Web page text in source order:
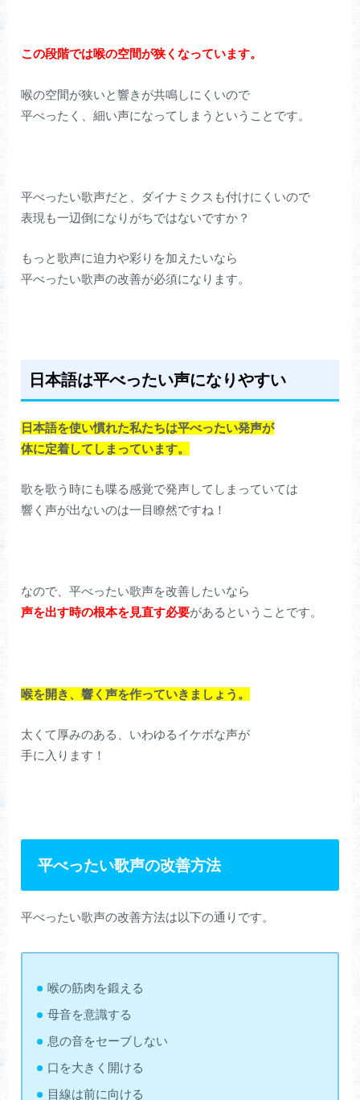
この段階では喉の空間が狭くなっています。
喉の空間が狭いと響きが共鳴しにくいので
平べったく、細い声になってしまうということです。
平べったい歌声だと、ダイナミクスも付けにくいので
表現も一辺倒になりがちではないですか？
もっと歌声に迫力や彩りを加えたいなら
平べったい歌声の改善が必須になります。
日本語は平べったい声になりやすい
日本語を使い慣れた私たちは平べったい発声が
体に定着してしまっています。
歌を歌う時にも喋る感覚で発声してしまっていては
響く声が出ないのは一目瞭然ですね！
なので、平べったい歌声を改善したいなら
声を出す時の根本を見直す必要があるということです。
喉を開き、響く声を作っていきましょう。
太くて厚みのある、いわゆるイケボな声が
手に入ります！
平べったい歌声の改善方法
平べったい歌声の改善方法は以下の通りです。
喉の筋肉を鍛える
母音を意識する
息の音をセーブしない
口を大きく開ける
目線は前に向ける